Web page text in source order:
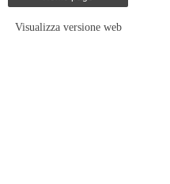
Visualizza versione web